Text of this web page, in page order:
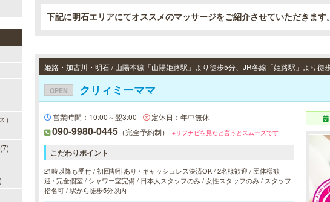
）
下記に明石エリアにてオススメのマッサージをご紹介させていただきます。
OPEN クリィミーママ
営業時間：10:00～翌3:00 定休日：年中無休
090-9980-0445 （完全予約制） ※リフナビを見たと言うとスムーズです
こだわりポイント
21時以降も受付 / 初回割引あり / キャッシュレス決済OK / 2名様歓迎 / 団体様歓
迎 / 完全個室 / シャワー室完備 / 日本人スタッフのみ / 女性スタッフのみ / スタッフ
指名可 / 駅から徒歩5分以内